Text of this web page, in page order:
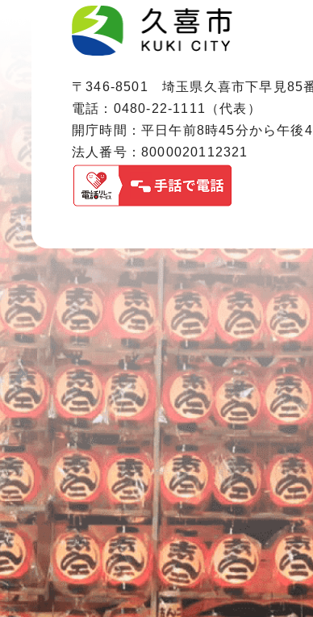
〒346-8501 埼玉県久喜市下早見85
電話：0480-22-1111（代表）
開庁時間：平日午前8時45分から午後
法人番号：8000020112321